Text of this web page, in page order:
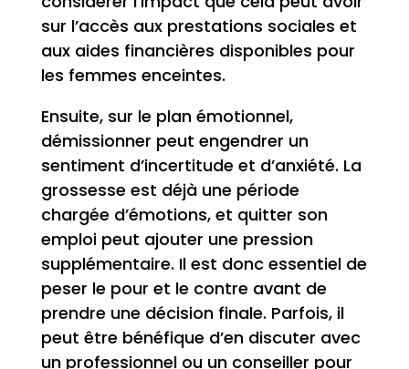
sur l’accès aux prestations sociales et
aux aides financières disponibles pour
les femmes enceintes.
Ensuite, sur le plan émotionnel,
démissionner peut engendrer un
sentiment d’incertitude et d’anxiété. La
grossesse est déjà une période
chargée d’émotions, et quitter son
emploi peut ajouter une pression
supplémentaire. Il est donc essentiel de
peser le pour et le contre avant de
prendre une décision finale. Parfois, il
peut être bénéfique d’en discuter avec
un professionnel ou un conseiller pour